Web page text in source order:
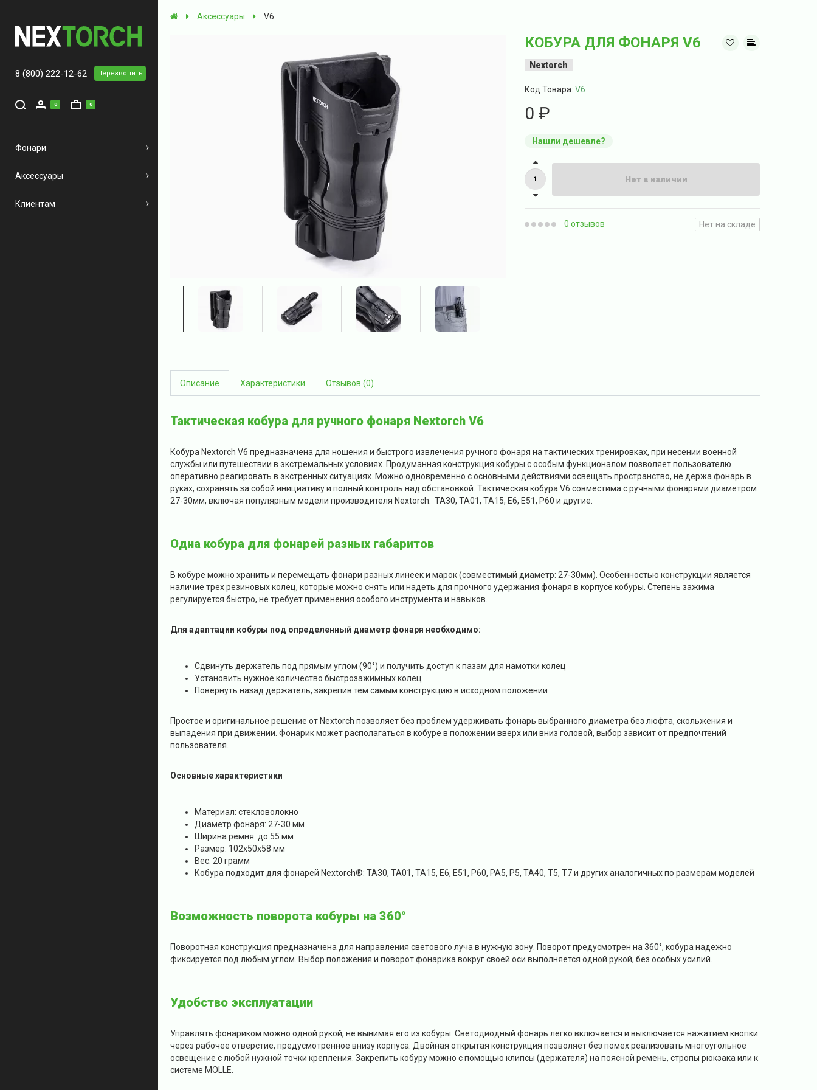
8 (800) 222-12-62 Перезвонить
0 0
Фонари
Аксессуары
Клиентам
Аксессуары V6
КОБУРА ДЛЯ ФОНАРЯ V6
Nextorch
Код Товара: V6
0 ₽
Нашли дешевле?
Нет в наличии
0 отзывов Нет на складе
Описание Характеристики Отзывов (0)
Тактическая кобура для ручного фонаря Nextorch V6
Кобура Nextorch V6 предназначена для ношения и быстрого извлечения ручного фонаря на тактических тренировках, при несении военной
службы или путешествии в экстремальных условиях. Продуманная конструкция кобуры с особым функционалом позволяет пользователю
оперативно реагировать в экстренных ситуациях. Можно одновременно с основными действиями освещать пространство, не держа фонарь в
руках, сохранять за собой инициативу и полный контроль над обстановкой. Тактическая кобура V6 совместима с ручными фонарями диаметром
27-30мм, включая популярным модели производителя Nextorch: TA30, TA01, TA15, E6, E51, P60 и другие.
Одна кобура для фонарей разных габаритов
В кобуре можно хранить и перемещать фонари разных линеек и марок (совместимый диаметр: 27-30мм). Особенностью конструкции является
наличие трех резиновых колец, которые можно снять или надеть для прочного удержания фонаря в корпусе кобуры. Степень зажима
регулируется быстро, не требует применения особого инструмента и навыков.
Для адаптации кобуры под определенный диаметр фонаря необходимо:
Сдвинуть держатель под прямым углом (90°) и получить доступ к пазам для намотки колец
Установить нужное количество быстрозажимных колец
Повернуть назад держатель, закрепив тем самым конструкцию в исходном положении
Простое и оригинальное решение от Nextorch позволяет без проблем удерживать фонарь выбранного диаметра без люфта, скольжения и
выпадения при движении. Фонарик может располагаться в кобуре в положении вверх или вниз головой, выбор зависит от предпочтений
пользователя.
Основные характеристики
Материал: стекловолокно
Диаметр фонаря: 27-30 мм
Ширина ремня: до 55 мм
Размер: 102x50x58 мм
Вес: 20 грамм
Кобура подходит для фонарей Nextorch®: TA30, TA01, TA15, E6, E51, P60, PA5, P5, TA40, T5, T7 и других аналогичных по размерам моделей
Возможность поворота кобуры на 360°
Поворотная конструкция предназначена для направления светового луча в нужную зону. Поворот предусмотрен на 360°, кобура надежно
фиксируется под любым углом. Выбор положения и поворот фонарика вокруг своей оси выполняется одной рукой, без особых усилий.
Удобство эксплуатации
Управлять фонариком можно одной рукой, не вынимая его из кобуры. Светодиодный фонарь легко включается и выключается нажатием кнопки
через рабочее отверстие, предусмотренное внизу корпуса. Двойная открытая конструкция позволяет без помех реализовать многоугольное
освещение с любой нужной точки крепления. Закрепить кобуру можно с помощью клипсы (держателя) на поясной ремень, стропы рюкзака или к
системе MOLLE.